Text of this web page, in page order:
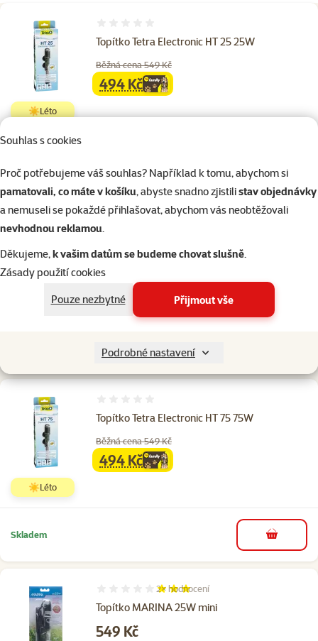
Souhlas s cookies
Proč potřebujeme váš souhlas? Například k tomu, abychom si
pamatovali, co máte v košíku, abyste snadno zjistilistav objednávky
a nemuseli se pokaždé přihlašovat, abychom vás neobtěžovali
nevhodnou reklamou.
Děkujeme,k vašim datům se budeme chovat slušně.
Zásady použití cookies
Pouze nezbytné
Přijmout vše
Podrobné nastavení
Topítko Tetra Electronic HT 25 25W
Běžná cena 549 Kč
familycena
494 Kč
☀️Léto
Topítko Tetra Electronic HT 50 50W
Hodnocení 0%
Původní cena
549 Kč
Cena
419 Kč
👍 TOP cena ☀️Léto
Topítko Tetra Electronic HT 75 75W
Běžná cena 549 Kč
familycena
494 Kč
☀️Léto
Skladem do košíku
Topítko MARINA 25W mini
Hodnocení 60%, počet hodnocení: 2
2× hodnocení
Cena
549 Kč